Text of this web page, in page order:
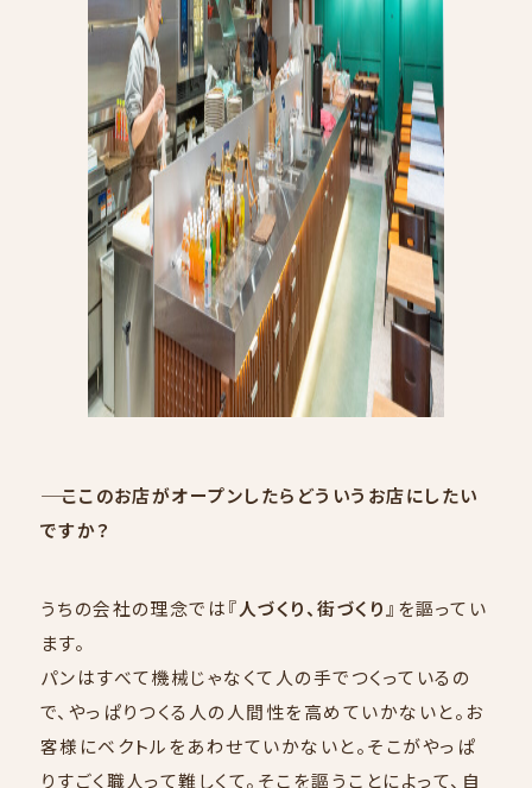
―― ここのお店がオープンしたらどういうお店にしたい
ですか？
うちの会社の理念では『人づくり、街づくり』を謳ってい
ます。
パンはすべて機械じゃなくて人の手でつくっているの
で、やっぱりつくる人の人間性を高めていかないと。お
客様にベクトルをあわせていかないと。そこがやっぱ
りすごく職人って難しくて。そこを謳うことによって、自